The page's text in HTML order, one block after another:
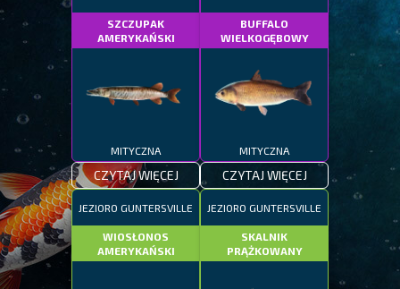
SZCZUPAK
AMERYKAŃSKI
MITYCZNA
CZYTAJ WIĘCEJ
BUFFALO
WIELKOGĘBOWY
MITYCZNA
CZYTAJ WIĘCEJ
JEZIORO GUNTERSVILLE
WIOSŁONOS
AMERYKAŃSKI
JEZIORO GUNTERSVILLE
SKALNIK
PRĄŻKOWANY